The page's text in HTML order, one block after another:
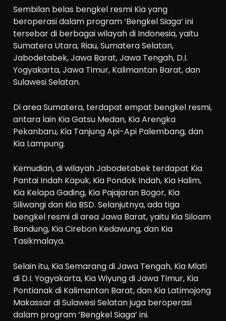
Sembilan belas bengkel resmi Kia yang
beroperasi dalam program ‘Bengkel Siaga’ ini
tersebar di berbagai wilayah di Indonesia, yaitu
Sumatera Utara, Riau, Sumatera Selatan,
Jabodetabek, Jawa Barat, Jawa Tengah, D.I.
Yogyakarta, Jawa Timur, Kalimantan Barat, dan
Sulawesi Selatan.
Di area Sumatera, terdapat empat bengkel resmi,
antara lain Kia Gatsu Medan, Kia Arengka
Pekanbaru, Kia Tanjung Api-Api Palembang, dan
Kia Lampung.
Kemudian, di wilayah Jabodetabek terdapat Kia
Pantai Indah Kapuk, Kia Pondok Indah, Kia Halim,
Kia Kelapa Gading, Kia Pajajaran Bogor, Kia
Siliwangi dan Kia BSD. Selanjutnya, ada tiga
bengkel resmi di area Jawa Barat, yaitu Kia Siloam
Bandung, Kia Cirebon Kedawung, dan Kia
Tasikmalaya.
Selain itu, Kia Semarang di Jawa Tengah, Kia Mlati
di D.I. Yogyakarta, Kia Wiyung di Jawa Timur, Kia
Pontianak di Kalimantan Barat, dan Kia Latimojong
Makassar di Sulawesi Selatan juga beroperasi
dalam program ‘Bengkel Siaga’ ini.